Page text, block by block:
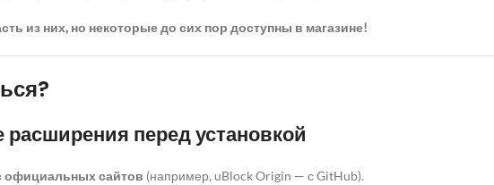
из них, но некоторые до сих пор доступны в магазине!
расширения перед установкой
официальных сайтов (например, uBlock Origin — с GitHub).